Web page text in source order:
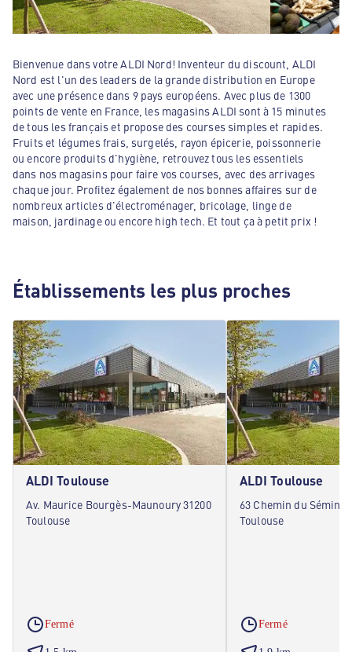
Bienvenue dans votre ALDI Nord! Inventeur du discount, ALDI
Nord est l'un des leaders de la grande distribution en Europe
avec une présence dans 9 pays européens. Avec plus de 1300
points de vente en France, les magasins ALDI sont à 15 minutes
de tous les français et propose des courses simples et rapides.
Fruits et légumes frais, surgelés, rayon épicerie, poissonnerie
ou encore produits d'hygiène, retrouvez tous les essentiels
dans nos magasins pour faire vos courses, avec des arrivages
chaque jour. Profitez également de nos bonnes affaires sur de
nombreux articles d'électroménager, bricolage, linge de
maison, jardinage ou encore high tech. Et tout ça à petit prix !
Établissements les plus proches
ALDI Toulouse
Av. Maurice Bourgès-Maunoury 31200
Toulouse
Fermé
ALDI Toulouse
63 Chemin du
Toulouse
Fermé